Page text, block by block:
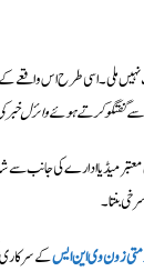
ملی۔ اسی طرح اس واقعے
کرتے ہوئے وائرل خبر کی
میڈیا ادارے کی جانب سے
زون وی این ایسکے سرکاری